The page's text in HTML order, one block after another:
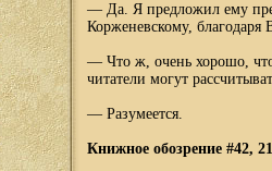
— Да. Я предложил ему
Корженевскому, благодаря
— Что ж, очень хорошо,
читатели могут
— Разумеется.
Книжное обозрение #42,